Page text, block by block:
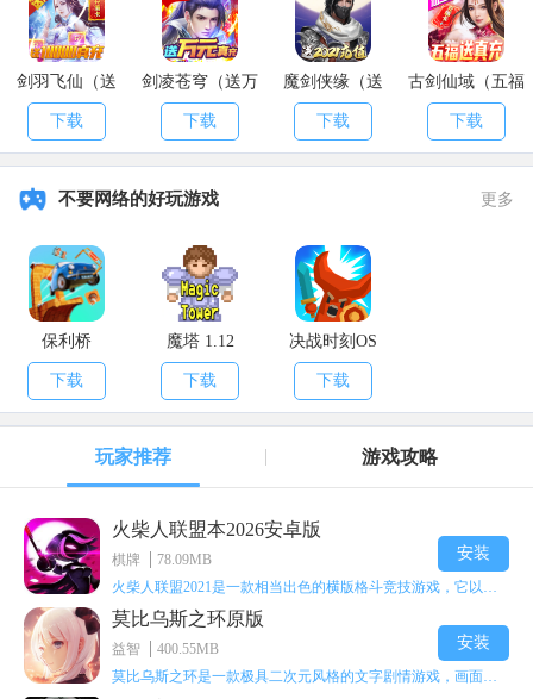
剑羽飞仙（送
10000真充）
下载
剑凌苍穹（送万
元真充）
下载
魔剑侠缘（送
2021充值）
下载
古剑仙域（五福
送真充）
下载
不要网络的好玩游戏 更多
保利桥
下载
魔塔 1.12
下载
决战时刻OS
下载
玩家推荐 游戏攻略
火柴人联盟本2026安卓版
棋牌
78.09MB
火柴人联盟2021是一款相当出色的横版格斗竞技游戏，它以火柴人形象高度还原了知名端游《英雄联盟》里的众多英雄。玩家能够自由挑选两名火柴人英雄开启自己的战斗秀，这里有着炫酷的技能特效和一流的打击感，感兴趣的话就快来体验火柴人联盟2021吧！
安装
莫比乌斯之环原版
益智
400.55MB
莫比乌斯之环是一款极具二次元风格的文字剧情游戏，画面达到动画级别的视觉效果，玩家将帮助游戏中的二次元少女达成心愿，感兴趣的玩家不妨来体验一下这款游戏！
安装